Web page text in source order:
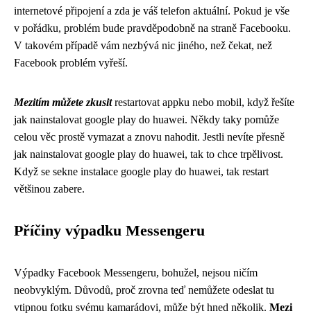
internetové připojení a zda je váš telefon aktuální. Pokud je vše
v pořádku, problém bude pravděpodobně na straně Facebooku.
V takovém případě vám nezbývá nic jiného, než čekat, než
Facebook problém vyřeší.
Mezitím můžete zkusitrestartovat appku nebo mobil, když řešíte
jak nainstalovat google play do huawei. Někdy taky pomůže
celou věc prostě vymazat a znovu nahodit. Jestli nevíte přesně
jak nainstalovat google play do huawei, tak to chce trpělivost.
Když se sekne instalace google play do huawei, tak restart
většinou zabere.
Příčiny výpadku Messengeru
Výpadky Facebook Messengeru, bohužel, nejsou ničím
neobvyklým. Důvodů, proč zrovna teď nemůžete odeslat tu
vtipnou fotku svému kamarádovi, může být hned několik. Mezi